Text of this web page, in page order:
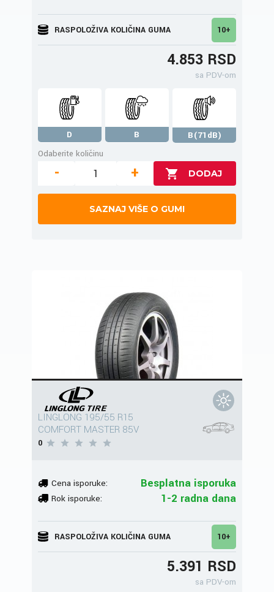
RASPOLOŽIVA KOLIČINA GUMA 10+
4.853 RSD
sa PDV-om
D B
B(71dB)
Odaberite količinu
- +
SAZNAJ VIŠE O GUMI
LINGLONG 195/55 R15
COMFORT MASTER 85V
0
Cena isporuke: Besplatna isporuka
Rok isporuke: 1-2 radna dana
RASPOLOŽIVA KOLIČINA GUMA 10+
5.391 RSD
sa PDV-om